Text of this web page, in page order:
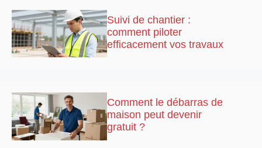
Suivi de chantier :
comment piloter
efficacement vos travaux
Comment le débarras de
maison peut devenir
gratuit ?